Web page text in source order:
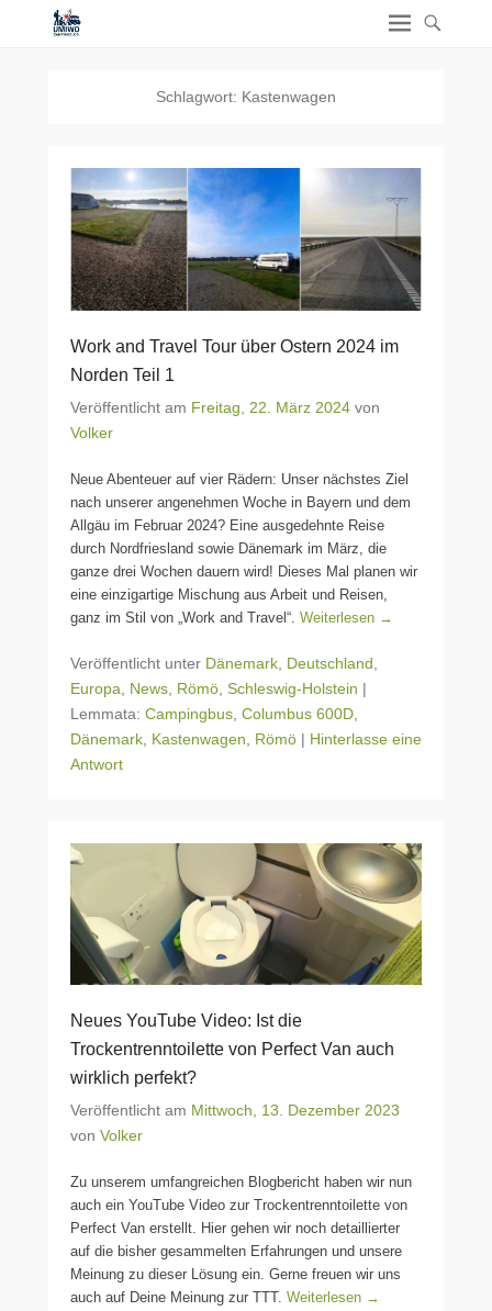
Schlagwort: Kastenwagen
Work and Travel Tour über Ostern 2024 im
Norden Teil 1
Veröffentlicht am Freitag, 22. März 2024 von
Volker
Neue Abenteuer auf vier Rädern: Unser nächstes Ziel
nach unserer angenehmen Woche in Bayern und dem
Allgäu im Februar 2024? Eine ausgedehnte Reise
durch Nordfriesland sowie Dänemark im März, die
ganze drei Wochen dauern wird! Dieses Mal planen wir
eine einzigartige Mischung aus Arbeit und Reisen,
ganz im Stil von „Work and Travel“. Weiterlesen →
Veröffentlicht unter Dänemark Deutschland
Europa
News Römö Schleswig-Holstein |
Lemmata: Campingbus Columbus 600D
Dänemark Kastenwagen Römö | Hinterlasse eine
Antwort
Neues YouTube Video: Ist die
Trockentrenntoilette von Perfect Van auch
wirklich perfekt?
Veröffentlicht am Mittwoch, 13. Dezember 2023
von Volker
Zu unserem umfangreichen Blogbericht haben wir nun
auch ein YouTube Video zur Trockentrenntoilette von
Perfect Van erstellt. Hier gehen wir noch detaillierter
auf die bisher gesammelten Erfahrungen und unsere
Meinung zu dieser Lösung ein. Gerne freuen wir uns
auch auf Deine Meinung zur TTT. Weiterlesen →